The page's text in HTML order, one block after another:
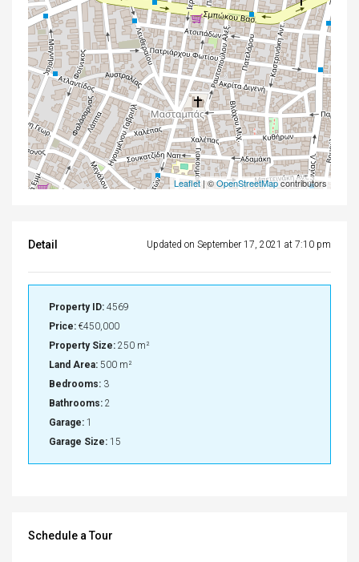
Leaflet| ©OpenStreetMapcontributors
Detail Updated on September 17, 2021 at 7:10 pm
Property ID: 4569
Price: €450,000
Property Size: 250 m²
Land Area: 500 m²
Bedrooms: 3
Bathrooms: 2
Garage: 1
Garage Size: 15
Schedule a Tour